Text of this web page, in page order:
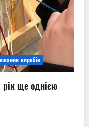
виробів
ще однією